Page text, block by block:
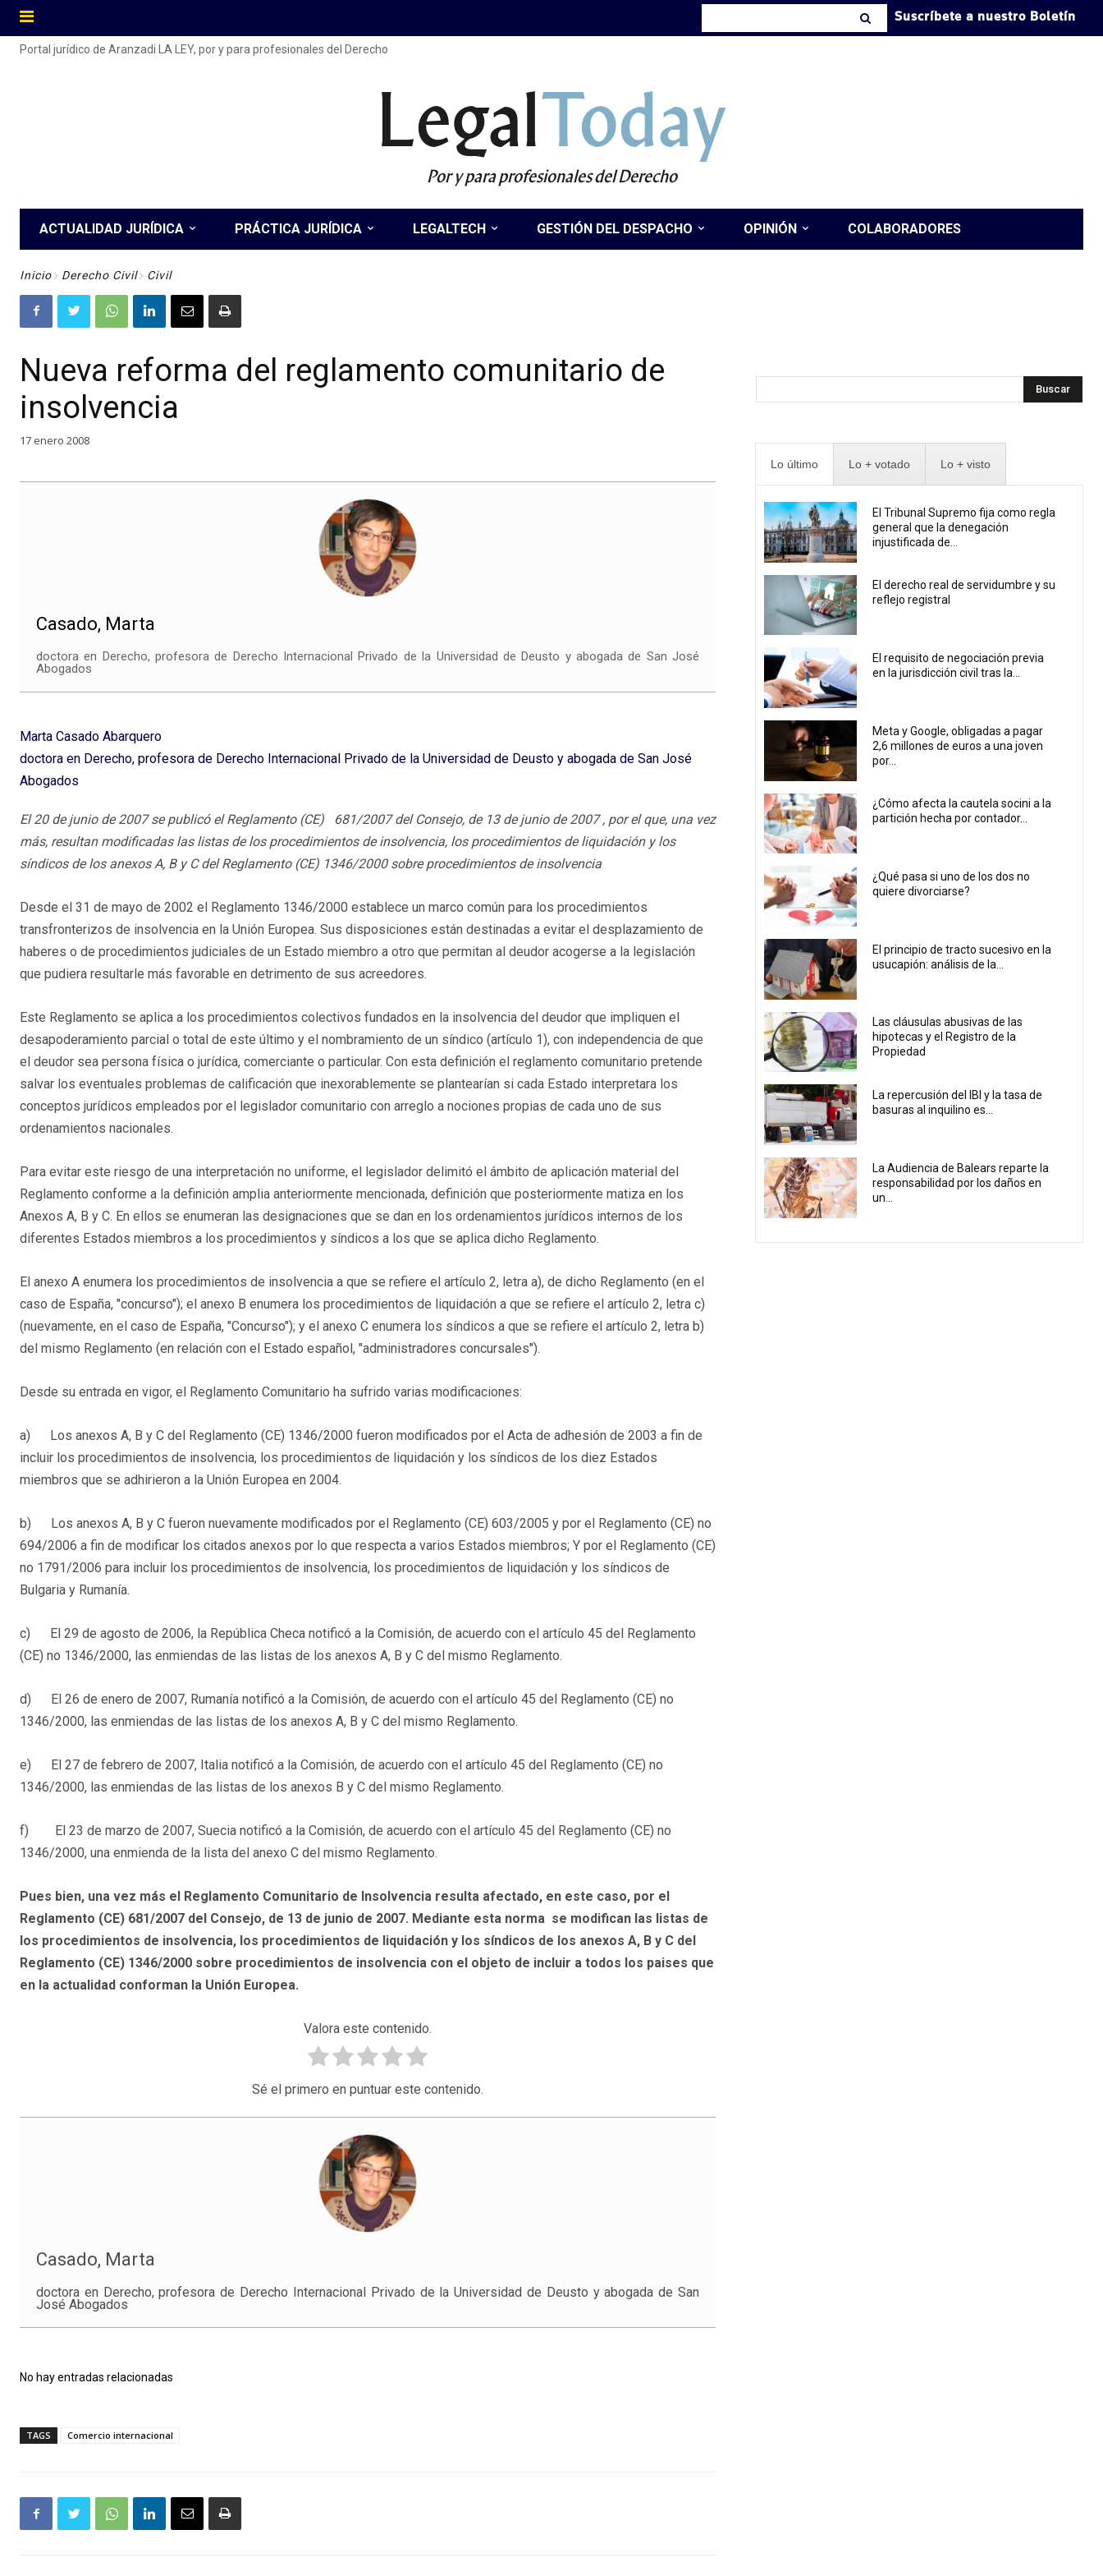
Suscríbete a nuestro Boletín
Portal jurídico de Aranzadi LA LEY, por y para profesionales del Derecho
LegalToday
Por y para profesionales del Derecho
ACTUALIDAD JURÍDICA PRÁCTICA JURÍDICA LEGALTECH GESTIÓN DEL DESPACHO OPINIÓN COLABORADORES
Inicio Derecho Civil Civil
Nueva reforma del reglamento comunitario de
insolvencia
17 enero 2008
Casado, Marta
doctora en Derecho, profesora de Derecho Internacional Privado de la Universidad de Deusto y abogada de San José
Abogados
Marta Casado Abarquero
doctora en Derecho, profesora de Derecho Internacional Privado de la Universidad de Deusto y abogada de San José
Abogados
El 20 de junio de 2007 se publicó el Reglamento (CE) 681/2007 del Consejo, de 13 de junio de 2007 , por el que, una vez
más, resultan modificadas las listas de los procedimientos de insolvencia, los procedimientos de liquidación y los
síndicos de los anexos A, B y C del Reglamento (CE) 1346/2000 sobre procedimientos de insolvencia
Desde el 31 de mayo de 2002 el Reglamento 1346/2000 establece un marco común para los procedimientos
transfronterizos de insolvencia en la Unión Europea. Sus disposiciones están destinadas a evitar el desplazamiento de
haberes o de procedimientos judiciales de un Estado miembro a otro que permitan al deudor acogerse a la legislación
que pudiera resultarle más favorable en detrimento de sus acreedores.
Este Reglamento se aplica a los procedimientos colectivos fundados en la insolvencia del deudor que impliquen el
desapoderamiento parcial o total de este último y el nombramiento de un síndico (artículo 1), con independencia de que
el deudor sea persona física o jurídica, comerciante o particular. Con esta definición el reglamento comunitario pretende
salvar los eventuales problemas de calificación que inexorablemente se plantearían si cada Estado interpretara los
conceptos jurídicos empleados por el legislador comunitario con arreglo a nociones propias de cada uno de sus
ordenamientos nacionales.
Para evitar este riesgo de una interpretación no uniforme, el legislador delimitó el ámbito de aplicación material del
Reglamento conforme a la definición amplia anteriormente mencionada, definición que posteriormente matiza en los
Anexos A, B y C. En ellos se enumeran las designaciones que se dan en los ordenamientos jurídicos internos de los
diferentes Estados miembros a los procedimientos y síndicos a los que se aplica dicho Reglamento.
El anexo A enumera los procedimientos de insolvencia a que se refiere el artículo 2, letra a), de dicho Reglamento (en el
caso de España, "concurso"); el anexo B enumera los procedimientos de liquidación a que se refiere el artículo 2, letra c)
(nuevamente, en el caso de España, "Concurso"); y el anexo C enumera los síndicos a que se refiere el artículo 2, letra b)
del mismo Reglamento (en relación con el Estado español, "administradores concursales").
Desde su entrada en vigor, el Reglamento Comunitario ha sufrido varias modificaciones:
a) Los anexos A, B y C del Reglamento (CE) 1346/2000 fueron modificados por el Acta de adhesión de 2003 a fin de
incluir los procedimientos de insolvencia, los procedimientos de liquidación y los síndicos de los diez Estados
miembros que se adhirieron a la Unión Europea en 2004.
b) Los anexos A, B y C fueron nuevamente modificados por el Reglamento (CE) 603/2005 y por el Reglamento (CE) no
694/2006 a fin de modificar los citados anexos por lo que respecta a varios Estados miembros; Y por el Reglamento (CE)
no 1791/2006 para incluir los procedimientos de insolvencia, los procedimientos de liquidación y los síndicos de
Bulgaria y Rumanía.
c) El 29 de agosto de 2006, la República Checa notificó a la Comisión, de acuerdo con el artículo 45 del Reglamento
(CE) no 1346/2000, las enmiendas de las listas de los anexos A, B y C del mismo Reglamento.
d) El 26 de enero de 2007, Rumanía notificó a la Comisión, de acuerdo con el artículo 45 del Reglamento (CE) no
1346/2000, las enmiendas de las listas de los anexos A, B y C del mismo Reglamento.
e) El 27 de febrero de 2007, Italia notificó a la Comisión, de acuerdo con el artículo 45 del Reglamento (CE) no
1346/2000, las enmiendas de las listas de los anexos B y C del mismo Reglamento.
f) El 23 de marzo de 2007, Suecia notificó a la Comisión, de acuerdo con el artículo 45 del Reglamento (CE) no
1346/2000, una enmienda de la lista del anexo C del mismo Reglamento.
Pues bien, una vez más el Reglamento Comunitario de Insolvencia resulta afectado, en este caso, por el
Reglamento (CE) 681/2007 del Consejo, de 13 de junio de 2007. Mediante esta norma se modifican las listas de
los procedimientos de insolvencia, los procedimientos de liquidación y los síndicos de los anexos A, B y C del
Reglamento (CE) 1346/2000 sobre procedimientos de insolvencia con el objeto de incluir a todos los paises que
en la actualidad conforman la Unión Europea.
Valora este contenido.
Sé el primero en puntuar este contenido.
Casado, Marta
doctora en Derecho, profesora de Derecho Internacional Privado de la Universidad de Deusto y abogada de San
José Abogados
No hay entradas relacionadas
TAGS Comercio internacional
Buscar
Lo último Lo + votado Lo + visto
El Tribunal Supremo fija como regla
general que la denegación
injustificada de...
El derecho real de servidumbre y su
reflejo registral
El requisito de negociación previa
en la jurisdicción civil tras la...
Meta y Google, obligadas a pagar
2,6 millones de euros a una joven
por...
¿Cómo afecta la cautela socini a la
partición hecha por contador...
¿Qué pasa si uno de los dos no
quiere divorciarse?
El principio de tracto sucesivo en la
usucapión: análisis de la...
Las cláusulas abusivas de las
hipotecas y el Registro de la
Propiedad
La repercusión del IBI y la tasa de
basuras al inquilino es...
La Audiencia de Balears reparte la
responsabilidad por los daños en
un...